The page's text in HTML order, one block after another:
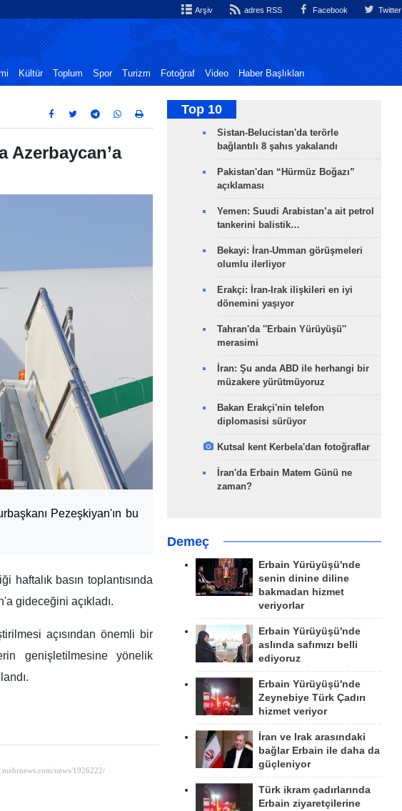
Arşiv adres RSS Facebook Twitter
Kültür Toplum Spor Turizm Fotoğraf Video Haber Başlıkları
Azerbaycan’a
Pezeşkiyan'ın bu
haftalık basın toplantısında
gideceğini açıkladı.
açısından önemli bir
genişletilmesine yönelik
Top 10
Sistan-Belucistan'da terörle
bağlantılı 8 şahıs yakalandı
Pakistan'dan “Hürmüz Boğazı”
açıklaması
Yemen: Suudi Arabistan’a ait petrol
tankerini balistik…
Bekayi: İran-Umman görüşmeleri
olumlu ilerliyor
Erakçi: İran-Irak ilişkileri en iyi
dönemini yaşıyor
Tahran'da ''Erbain Yürüyüşü''
merasimi
İran: Şu anda ABD ile herhangi bir
müzakere yürütmüyoruz
Bakan Erakçi'nin telefon
diplomasisi sürüyor
Kutsal kent Kerbela'dan fotoğraflar
İran'da Erbain Matem Günü ne
zaman?
Demeç
Erbain Yürüyüşü'nde
senin dinine diline
bakmadan hizmet
veriyorlar
Erbain Yürüyüşü'nde
aslında safımızı belli
ediyoruz
Erbain Yürüyüşü'nde
Zeynebiye Türk Çadırı
hizmet veriyor
İran ve Irak arasındaki
bağlar Erbain ile daha da
güçleniyor
Türk ikram çadırlarında
Erbain ziyaretçilerine